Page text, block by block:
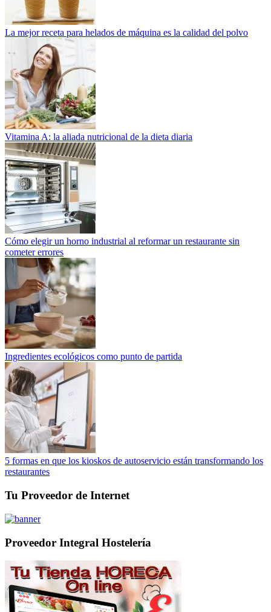
La mejor receta para helados de máquina es la calidad del polvo
Vitamina A: la aliada nutricional de la dieta diaria
Cómo elegir un horno industrial al reformar un restaurante sin
cometer errores
Ingredientes ecológicos como punto de partida
5 formas en que los kioskos de autoservicio están transformando los
restaurantes
Tu Proveedor de Internet
Proveedor Integral Hostelería